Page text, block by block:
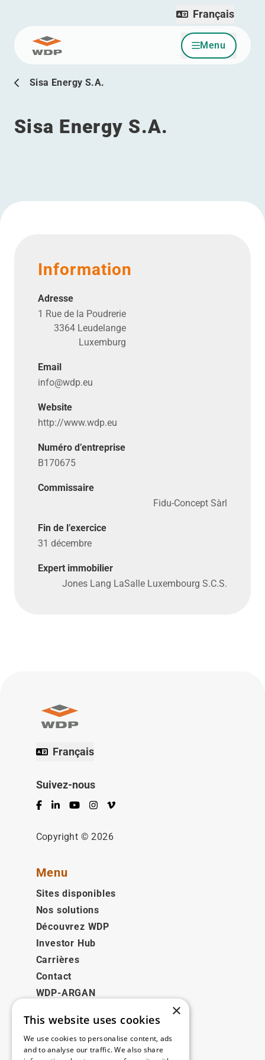
Allez au contenu Menu
Français
Sisa Energy S.A.
Sisa Energy S.A.
Information
Adresse
1 Rue de la Poudrerie
3364 Leudelange
Luxemburg
Email
info@​wdp.​eu
Website
http://​www​.wdp​.eu
Numéro d’entreprise
B170675
Commissaire
Fidu-Concept Sàrl
Fin de l’exercice
31 décembre
Expert immobilier
Jones Lang LaSalle Luxembourg S.C.S.
Français
Suivez-nous
Facebook
LinkedInYouTubeInstagram
Vimeo
Copyright © 2026
Menu
Sites disponibles
Nos solutions
Découvrez WDP
Investor Hub
Carrières
Contact
WDP-ARGAN
Juridique
Disclaimer
×
This website uses cookies
We use cookies to personalise content, ads
and to analyse our traffic. We also share